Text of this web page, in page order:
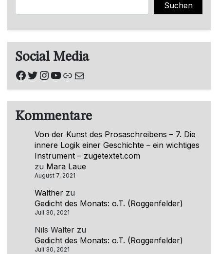
Suchen
Social Media
Facebook
Twitter
Instagram
YouTube
Link
E-Mail
Kommentare
Von der Kunst des Prosaschreibens – 7. Die
innere Logik einer Geschichte – ein wichtiges
Instrument – zugetextet.com
zu Mara Laue
August 7, 2021
Walther zu
Gedicht des Monats: o.T. (Roggenfelder)
Juli 30, 2021
Nils Walter zu
Gedicht des Monats: o.T. (Roggenfelder)
Juli 30, 2021